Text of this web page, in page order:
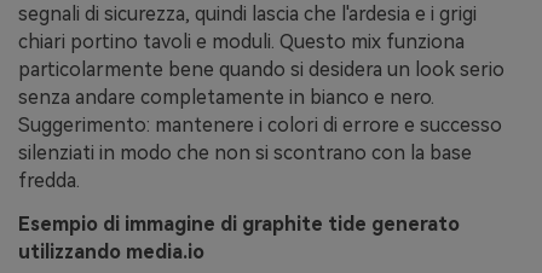
segnali di sicurezza, quindi lascia che l'ardesia e i grigi
chiari portino tavoli e moduli. Questo mix funziona
particolarmente bene quando si desidera un look serio
senza andare completamente in bianco e nero.
Suggerimento: mantenere i colori di errore e successo
silenziati in modo che non si scontrano con la base
fredda.
Esempio di immagine di graphite tide generato
utilizzando media.io